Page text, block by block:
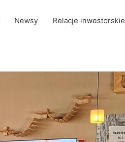
Newsy Relacje inwestorskie